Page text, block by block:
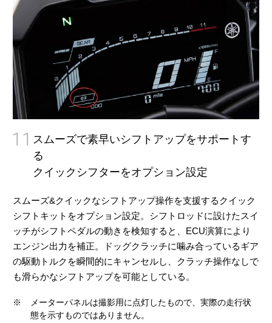
11 スムーズで素早いシフトアップをサポートす
る
クイックシフターをオプション設定
スムーズ&クイックなシフトアップ操作を支援するクイック
シフトキットをオプション設定。シフトロッドに設けたスイ
ッチがシフトペダルの動きを検知すると、ECU演算により
エンジン出力を補正。ドッグクラッチに噛み合っているギア
の駆動トルクを瞬間的にキャンセルし、クラッチ操作なしで
も滑らかなシフトアップを可能としている。
※
メーターパネルは撮影用に点灯したもので、実際の走行状
態を示すものではありません。